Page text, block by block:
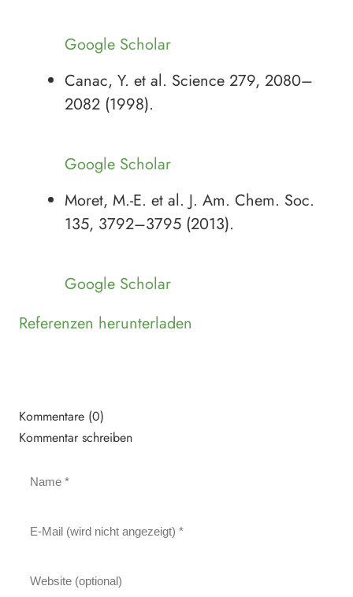
Google Scholar
Canac, Y. et al. Science 279, 2080–
2082 (1998).
Google Scholar
Moret, M.-E. et al. J. Am. Chem. Soc.
135, 3792–3795 (2013).
Google Scholar
Referenzen herunterladen
Kommentare (0)
Kommentar schreiben